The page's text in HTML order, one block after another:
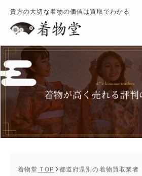
貴方の大切な着物の価値は買取でわかる
着物堂 TOP 都道府県別の着物買取業者